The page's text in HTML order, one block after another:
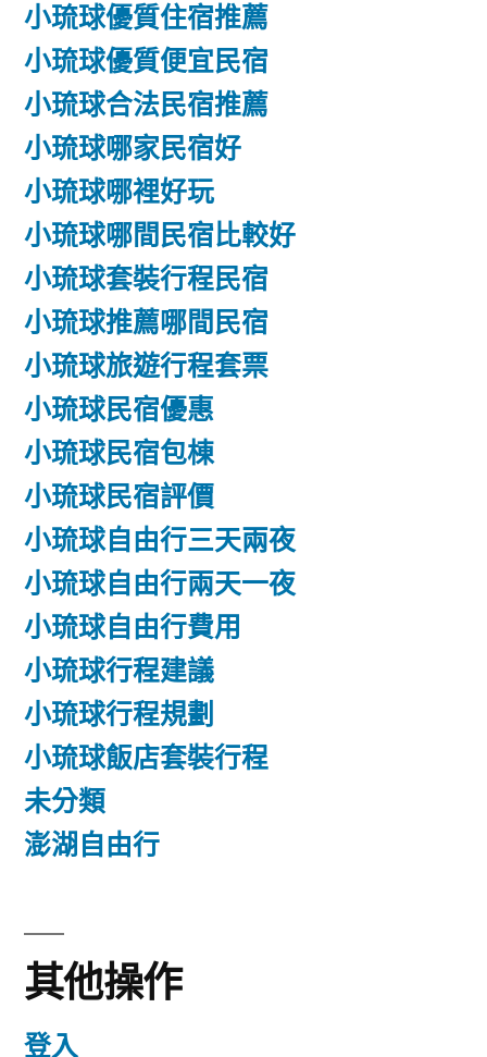
小琉球優質住宿推薦
小琉球優質便宜民宿
小琉球合法民宿推薦
小琉球哪家民宿好
小琉球哪裡好玩
小琉球哪間民宿比較好
小琉球套裝行程民宿
小琉球推薦哪間民宿
小琉球旅遊行程套票
小琉球民宿優惠
小琉球民宿包棟
小琉球民宿評價
小琉球自由行三天兩夜
小琉球自由行兩天一夜
小琉球自由行費用
小琉球行程建議
小琉球行程規劃
小琉球飯店套裝行程
未分類
澎湖自由行
其他操作
登入